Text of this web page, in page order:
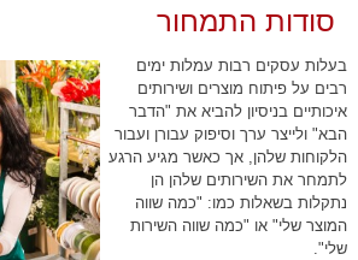
סודות התמחור
בעלות עסקים רבות עמלות ימים
רבים על פיתוח מוצרים ושירותים
איכותיים בניסיון להביא את "הדבר
הבא" ולייצר ערך וסיפוק עבורן ועבור
הלקוחות שלהן, אך כאשר מגיע הרגע
לתמחר את השירותים שלהן הן
נתקלות בשאלות כמו: "כמה שווה
המוצר שלי" או "כמה שווה השירות
שלי".